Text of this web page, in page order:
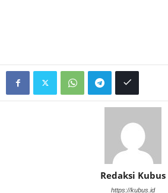
Redaksi Kubus
https://kubus.id